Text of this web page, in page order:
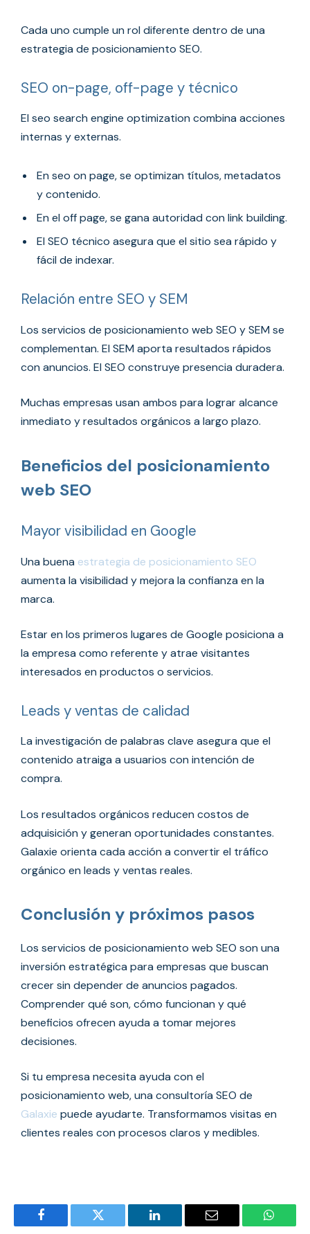
Cada uno cumple un rol diferente dentro de una
estrategia de posicionamiento SEO.
SEO on-page, off-page y técnico
El seo search engine optimization combina acciones
internas y externas.
En seo on page, se optimizan títulos, metadatos
y contenido.
En el off page, se gana autoridad con link building.
El SEO técnico asegura que el sitio sea rápido y
fácil de indexar.
Relación entre SEO y SEM
Los servicios de posicionamiento web SEO y SEM se
complementan. El SEM aporta resultados rápidos
con anuncios. El SEO construye presencia duradera.
Muchas empresas usan ambos para lograr alcance
inmediato y resultados orgánicos a largo plazo.
Beneficios del posicionamiento
web SEO
Mayor visibilidad en Google
Una buena estrategia de posicionamiento SEO
aumenta la visibilidad y mejora la confianza en la
marca.
Estar en los primeros lugares de Google posiciona a
la empresa como referente y atrae visitantes
interesados en productos o servicios.
Leads y ventas de calidad
La investigación de palabras clave asegura que el
contenido atraiga a usuarios con intención de
compra.
Los resultados orgánicos reducen costos de
adquisición y generan oportunidades constantes.
Galaxie orienta cada acción a convertir el tráfico
orgánico en leads y ventas reales.
Conclusión y próximos pasos
Los servicios de posicionamiento web SEO son una
inversión estratégica para empresas que buscan
crecer sin depender de anuncios pagados.
Comprender qué son, cómo funcionan y qué
beneficios ofrecen ayuda a tomar mejores
decisiones.
Si tu empresa necesita ayuda con el
posicionamiento web, una consultoría SEO de
Galaxie puede ayudarte. Transformamos visitas en
clientes reales con procesos claros y medibles.
Facebook Twitter LinkedIn Email